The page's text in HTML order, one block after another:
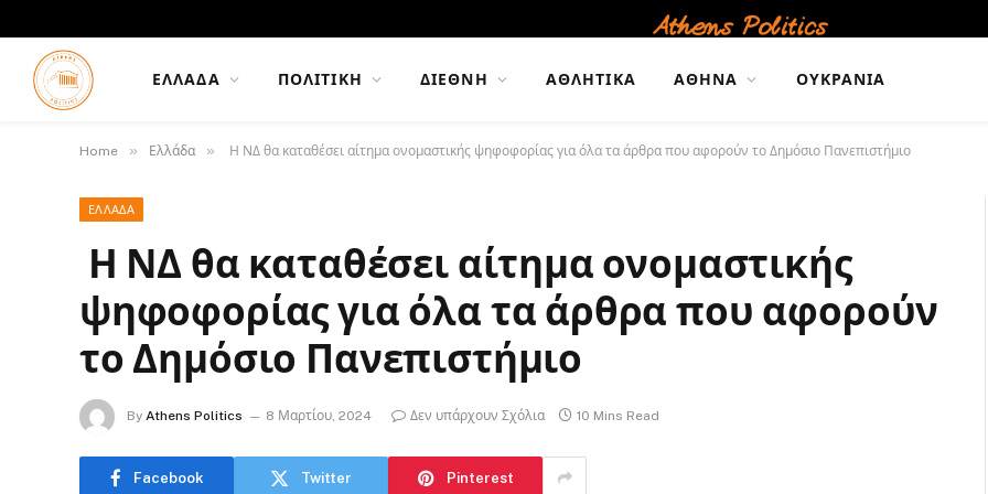
ΕΛΛΆΔΑ ΠΟΛΙΤΙΚΉ ΔΙΕΘΝΉ ΑΘΛΗΤΙΚΆ ΑΘΉΝΑ ΟΥΚΡΑΝΊΑ
Home » Ελλάδα » Η ΝΔ θα καταθέσει αίτημα ονομαστικής ψηφοφορίας για όλα τα άρθρα που αφορούν το Δημόσιο Πανεπιστήμιο
ΕΛΛΆΔΑ
Η ΝΔ θα καταθέσει αίτημα ονομαστικής
ψηφοφορίας για όλα τα άρθρα που αφορούν
το Δημόσιο Πανεπιστήμιο
By Athens Politics 8 Μαρτίου, 2024 Δεν υπάρχουν Σχόλια 10 Mins Read
Facebook Twitter Pinterest